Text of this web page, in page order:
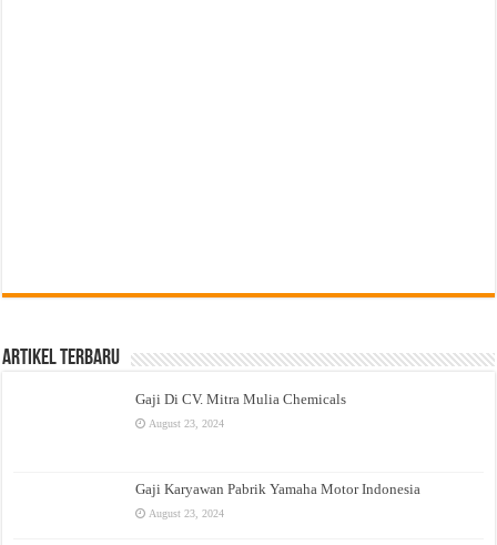
Artikel Terbaru
Gaji Di CV. Mitra Mulia Chemicals
August 23, 2024
Gaji Karyawan Pabrik Yamaha Motor Indonesia
August 23, 2024